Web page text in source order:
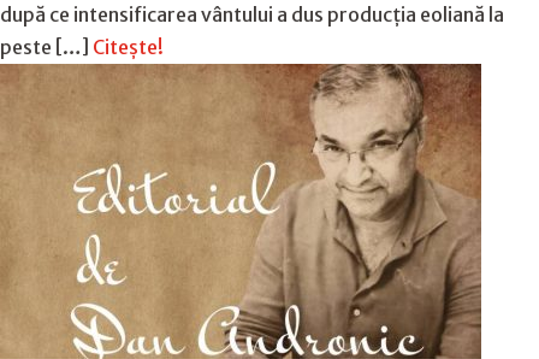
după ce intensificarea vântului a dus producția eoliană la
peste […] Citește!